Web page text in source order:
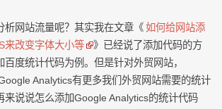
析网站流量呢？其实我在文章《 如何给网站添
来改变字体大小等
》已经说了添加代码的方
度统计代码为例。但是针对外贸网站，
Analytics有更多我们外贸网站需要的统计
来说说怎么添加Google Analytics的统计代码